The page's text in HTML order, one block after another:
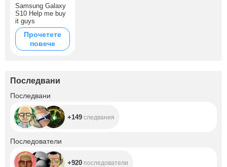
Samsung Galaxy
S10 Help me buy
it guys
Прочетете
повече
Последвани
Последвани
+149 следвания
Последователи
+920 последователи